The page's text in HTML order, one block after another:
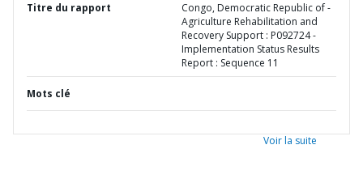
Titre du rapport
Congo, Democratic Republic of -
Agriculture Rehabilitation and
Recovery Support : P092724 -
Implementation Status Results
Report : Sequence 11
Mots clé
Voir la suite